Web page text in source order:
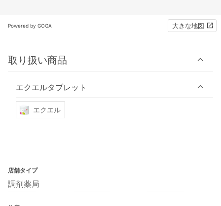
Powered by GOGA 大きな地図
取り扱い商品
エクエルタブレット
エクエル
店舗タイプ
調剤薬局